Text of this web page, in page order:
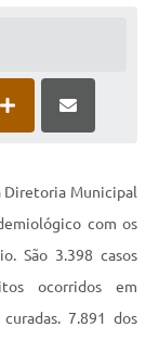
Diretoria Municipal
com os
São 3.398 casos
ocorridos em
7.891 dos